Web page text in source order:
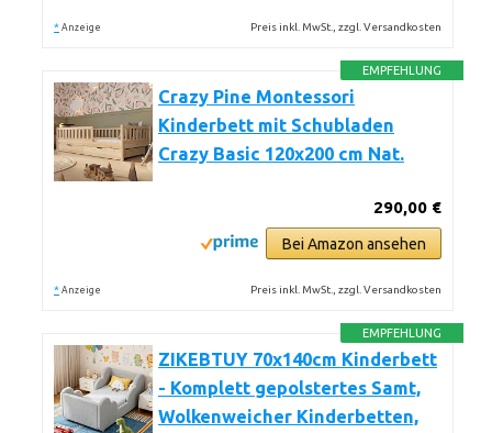
* Anzeige Preis inkl. MwSt., zzgl. Versandkosten
EMPFEHLUNG
Crazy Pine Montessori
Kinderbett mit Schubladen
Crazy Basic 120x200 cm Nat.
290,00 €
Bei Amazon ansehen
* Anzeige Preis inkl. MwSt., zzgl. Versandkosten
EMPFEHLUNG
ZIKEBTUY 70x140cm Kinderbett
- Komplett gepolstertes Samt,
Wolkenweicher Kinderbetten,